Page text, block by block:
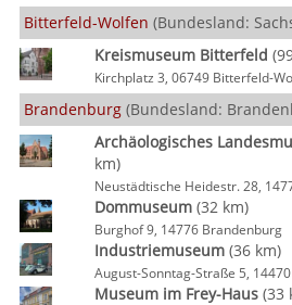
Bitterfeld-Wolfen (Bundesland:
Kreismuseum Bitterfeld
Kirchplatz 3, 06749 Bitterfeld-
Brandenburg (Bundesland:
Archäologisches
km)
Neustädtische Heidestr. 28,
Dommuseum(32 km)
Burghof 9, 14776 Brandenburg
Industriemuseum(36 km)
August-Sonntag-Straße 5,
Museum im Frey-Haus(33